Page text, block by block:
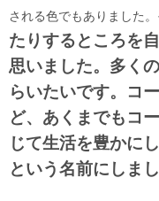
される色でもありました
たりするところを
思いました。多く
らいたいです。コ
ど、あくまでもコ
じて生活を豊かに
という名前にしま